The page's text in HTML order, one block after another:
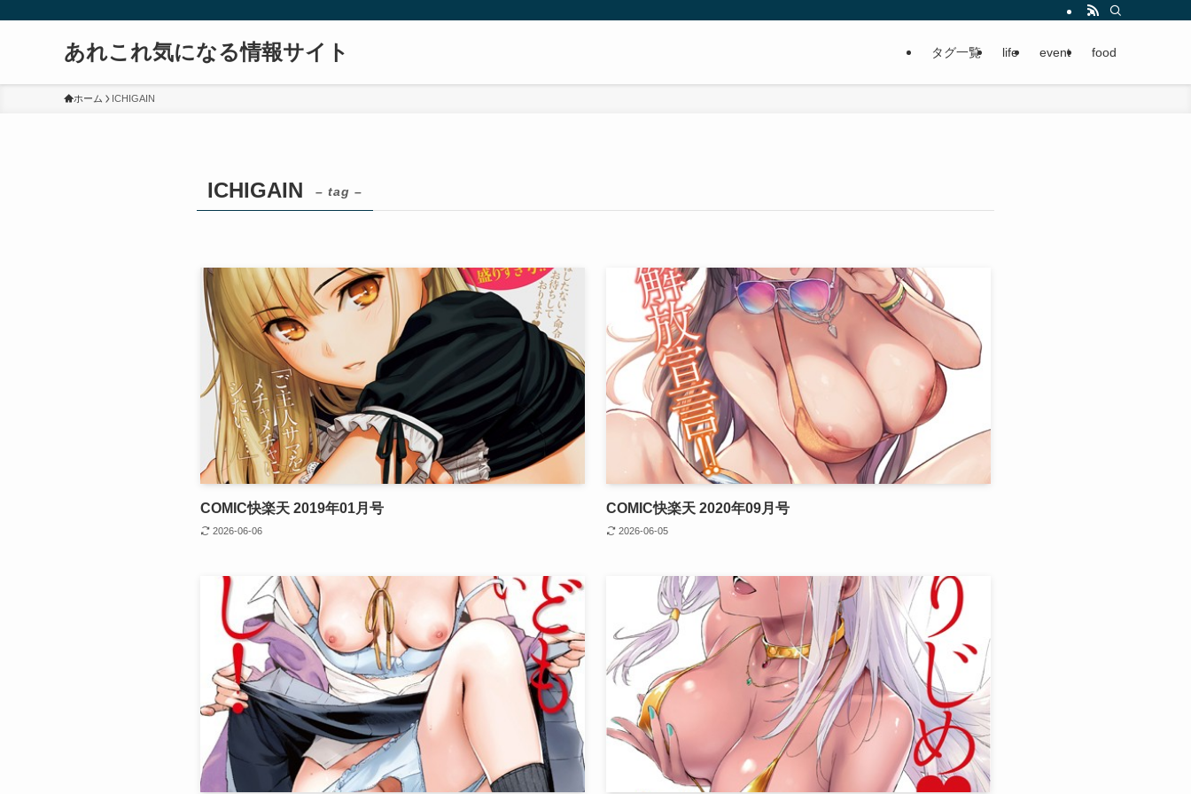
あれこれ気になる情報サイト タグ一覧 life event food
ホーム ICHIGAIN
ICHIGAIN – tag –
COMIC快楽天 2019年01月号
2026-06-06
COMIC快楽天 2020年09月号
2026-06-05